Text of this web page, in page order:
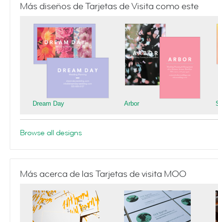
Más diseños de Tarjetas de Visita como este
Dream Day Arbor
Browse all designs
Más acerca de las Tarjetas de visita MOO